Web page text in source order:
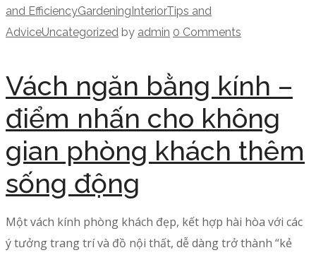
and EfficiencyGardeningInteriorTips and
AdviceUncategorized by admin 0 Comments
Vách ngăn bằng kính –
điểm nhấn cho không
gian phòng khách thêm
sống động
Một vách kính phòng khách đẹp, kết hợp hài hòa với các
ý tưởng trang trí và đồ nội thất, dễ dàng trở thành “kẻ